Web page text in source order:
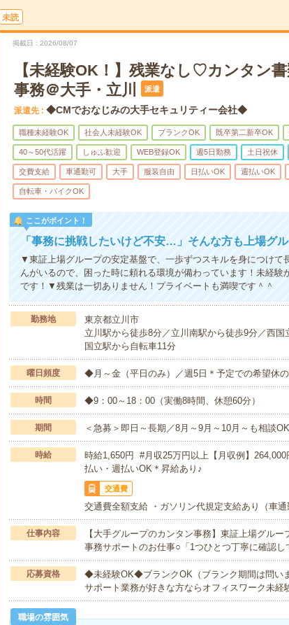
未読
掲載日 2026/08/07
【未経験OK！】残業なし♡カンタン
事務＠大手・立川
派遣
派遣先 ◆CMでおなじみの大手セキュリティー会社◆
職種未経験OK 社会人未経験OK ブランクOK 既卒第二新卒OK
40～50代活躍 しゅふ歓迎 WEB登録OK 週5日勤務 土日祝休
交費支給 車通勤可 大手 服装自由 日払いOK 週払いOK
自転車・バイクOK
ここがポイント！
「事務に挑戦したいけど不安…」そんな方も上場グ
▼東証上場グループの安定基盤で、一歩ずつスキルを身につけて
んがいるので、困った時に頼れる環境が備わっています！未経
です！▼残業は一切ありません！プライベートも満喫です＾＾
勤務地
東京都立川市
立川駅から徒歩8分／立川南駅から徒歩9分／西
国立駅から自転車11分
曜日頻度 ◆月～金（平日のみ）／週5日＊予定での希望休の
時間 ◆9：00～18：00（実働8時間、休憩60分）
期間 ＜急募＞即日～長期／8月～9月～10月～も相談
時給
時給1,650円 #月収25万円以上【月収例】
払い・週払いOK＊昇給あり♪
交通費
交通費全額支給 ・ガソリン代規定支給あり（車通
仕事内容
【大手グループのカンタン事務】東証上場グル
事務サポートのお仕事○「1つひとつ丁寧に確認
応募資格
◆未経験OK◆ブランクOK（ブランク期間は問い
サポート業務が好きな方ならオフィスワーク未
職場の雰囲気